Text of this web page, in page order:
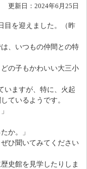
更新日：2024年6月25日
目を迎えました。（昨
、いつもの仲間との特
の子もかわいい大三小
いますが、特に、火起
ているようです。
か。」
ひ聞いてみてください
史館を見学したりしま